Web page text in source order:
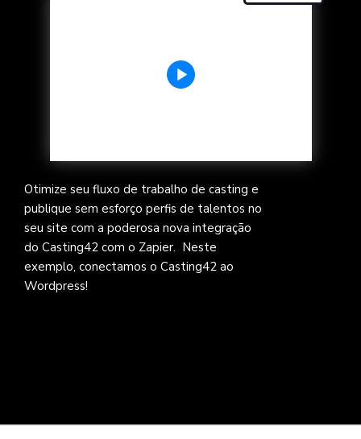
Otimize seu fluxo de trabalho de casting e
publique sem esforço perfis de talentos no
seu site com a poderosa nova integração
do Casting42 com o Zapier. Neste
exemplo, conectamos o Casting42 ao
Wordpress!